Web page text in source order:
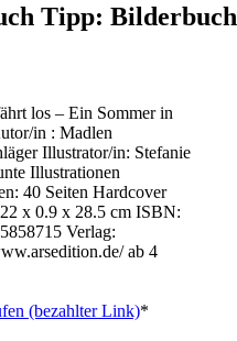
Tipp:
los – Ein Sommer in
in : Madlen
Illustrator/in: Stefanie
Illustrationen
40 Seiten Hardcover
x 0.9 x 28.5 cm ISBN:
Verlag:
ab 4
(bezahlter Link)*